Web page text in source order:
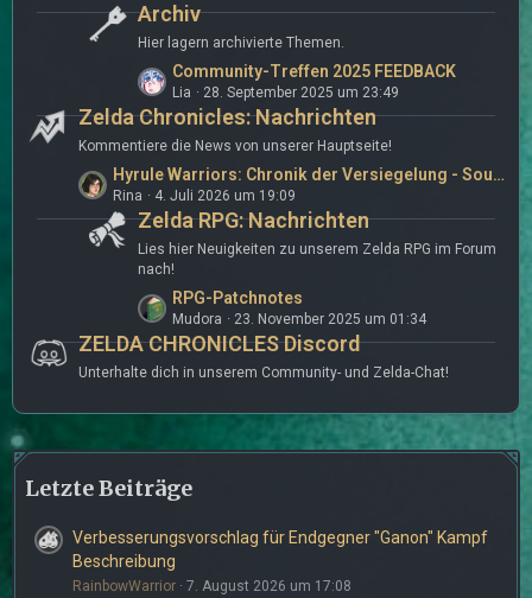
e
i
r
ä
g
e
t
B
t
Archiv
Hier lagern archivierte Themen.
L
e
t
z
e
B
r
g
e
Community-Treffen 2025 FEEDBACK
Lia 28. September 2025 um 23:49
Zelda Chronicles: Nachrichten
Kommentiere die News von unserer Hauptseite!
L
e
t
e
i
r
g
e
Hyrule Warriors: Chronik der Versiegelung - Soundtrack bei Nintendo Music
Rina 4. Juli 2026 um 19:09
Zelda RPG: Nachrichten
Lies hier Neuigkeiten zu unserem Zelda RPG im Forum
nach!
L
e
t
z
e
i
r
ä
g
RPG-Patchnotes
Mudora 23. November 2025 um 01:34
ZELDA CHRONICLES Discord
Unterhalte dich in unserem Community- und Zelda-Chat!
Letzte Beiträge
Verbesserungsvorschlag für Endgegner "Ganon" Kampf
Beschreibung
RainbowWarrior 7. August 2026 um 17:08